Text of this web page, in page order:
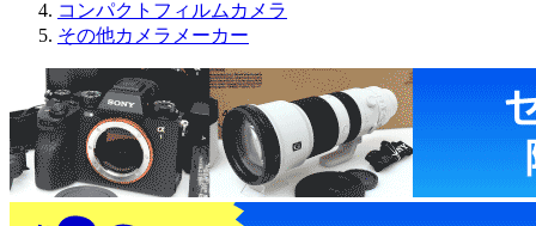
コンパクトフィルムカメラ
その他カメラメーカー